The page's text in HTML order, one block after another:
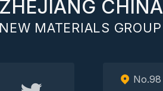
ZHEJIANG
NEW MATERIALS
No.98